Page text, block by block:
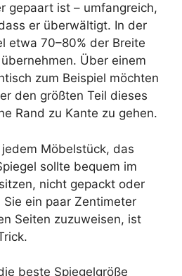
gepaart ist – umfangreich,
er überwältigt. In der
etwa 70–80% der Breite
Über einem
zum Beispiel möchten
den größten Teil dieses
Rand zu Kante zu gehen.
Möbelstück, das
sollte bequem im
nicht gepackt oder
Sie ein paar Zentimeter
Seiten zuzuweisen, ist
beste Spiegelgröße